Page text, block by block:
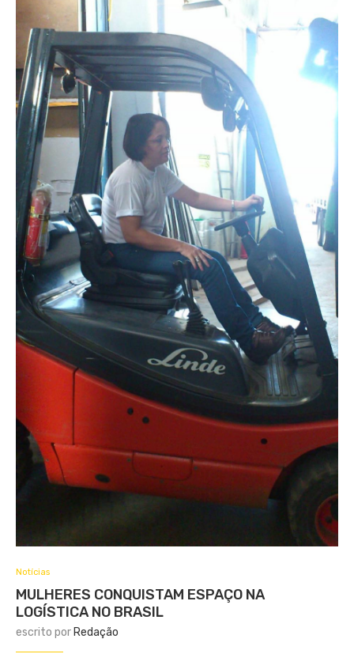
Notícias
MULHERES CONQUISTAM ESPAÇO NA
LOGÍSTICA NO BRASIL
escrito por Redação